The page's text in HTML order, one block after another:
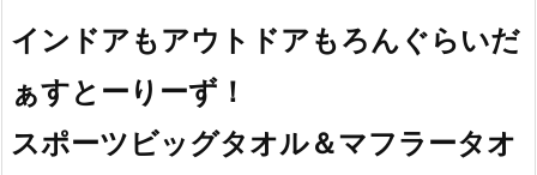
インドアもアウトドアもろんぐらいだ
ぁすとーりーず！
スポーツビッグタオル＆マフラータオ